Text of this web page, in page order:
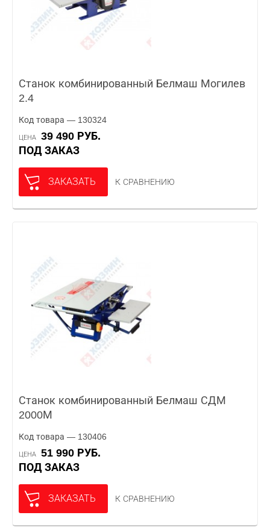
Станок комбинированный Белмаш Могилев
2.4
Код товара — 130324
ЦЕНА
39 490 РУБ.
ПОД ЗАКАЗ
ЗАКАЗАТЬ К СРАВНЕНИЮ
Станок комбинированный Белмаш СДМ
2000М
Код товара — 130406
ЦЕНА
51 990 РУБ.
ПОД ЗАКАЗ
ЗАКАЗАТЬ К СРАВНЕНИЮ